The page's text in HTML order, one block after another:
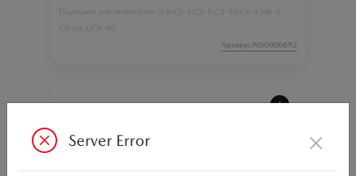
Підходить для автомобіля : 3; 6; CX-5; CX-9; CX-30; CX-3;
MX-5;
CX-60;
2; CX-90;
Артикул:N00000692
Server Error ×